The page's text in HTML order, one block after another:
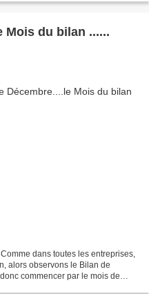
Mois du bilan ......
dans toutes les entreprises,
alors observons le Bilan de
commencer par le mois de